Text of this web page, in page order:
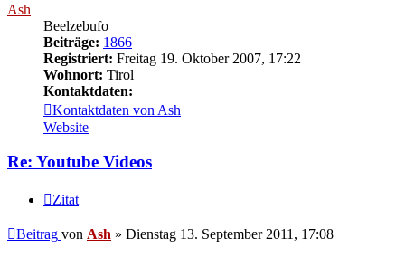
Ash
Beelzebufo
Beiträge: 1866
Registriert: Freitag 19. Oktober 2007, 17:22
Wohnort: Tirol
Kontaktdaten:
Kontaktdaten von Ash
Website
Re: Youtube Videos
Zitat
Beitrag von Ash » Dienstag 13. September 2011, 17:08